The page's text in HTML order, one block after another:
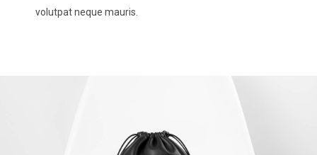
volutpat neque mauris.